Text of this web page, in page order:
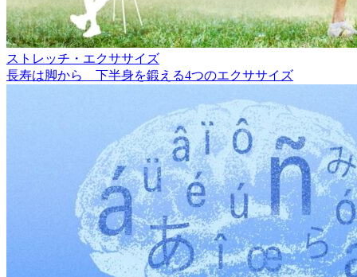
ストレッチ・エクササイズ
長寿は脚から 下半身を鍛える4つのエクササイズ